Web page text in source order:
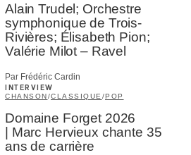
Alain Trudel; Orchestre
symphonique de Trois-
Rivières; Élisabeth Pion;
Valérie Milot – Ravel
Par Frédéric Cardin
INTERVIEW
CHANSON/CLASSIQUE /POP
Domaine Forget 2026
| Marc Hervieux chante 35
ans de carrière